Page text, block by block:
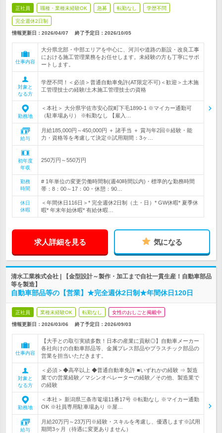
正社員 職種・業種未経験OK 急募 転勤なし 学歴不問
完全週休2日制
情報更新日：2026/04/07 終了予定日： 2026/10/05
仕事内容
大分県北部・中部エリアを中心に、河川や道路の新設・改良工事
における施工管理業務をお任せします。未経験の方も丁寧にサポ
ートします。
対象と
なる方
学歴不問！＜必須＞普通自動車免許(AT限定不可)＜歓迎＞土木施
工管理技士の経験/土木施工管理技士の資格
勤務地
＜本社＞ 大分県宇佐市安心院町下毛1890-1 ※マイカー通勤可
（駐車場あり） ※転勤なし 【雇入…
給与
月給185,000円～450,000円 ＋ 諸手当 ＋ 賞与年2回※経験・能
力・資格等を考慮して決定※試用期間：3ヶ…
初年度
年収
250万円～550万円
勤務
時間
# 1年単位の変更労働時間制(週40時間以内)・標準的な勤務時間
帯：8：00～17：00・休憩：90…
休日
休暇
＜年間休日116日＞* 完全週休2日制（土・日）* GW休暇* 夏季休
暇* 年末年始休暇* 有給休暇…
求人詳細を見る 気になる
清水工業株式会社 | 【金型設計～製作・加工まで自社一貫生産！自動車部品
等を製造】
自動車部品等の【営業】★完全週休2日制★年間休日120日
正社員 業種未経験OK 転勤なし 女性のおしごと掲載中
情報更新日：2026/03/06 終了予定日： 2026/09/03
仕事内容
【大手との取引実績多数！日本の産業に貢献◎】自動車メーカー
各社向けの自動車部品等、金属プレス部品やプラスチック部品の
営業を担当いただきます。
対象と
なる方
＜必須＞◆高卒以上 ◆普通自動車免許 ■いずれかの経験 ⇒ 製造
業での営業経験／マシンオペレーターの経験／その他、製造業で
の経験
勤務地
＜本社＞ 新潟県三条市篭場11番17号 ※転勤なし ※マイカー通勤
OK ※社員専用駐車場あり ※屋…
給与
月給20万円～23万円※経験・スキルを考慮し、優遇します※試用
期間3ヶ月（待遇に変更ありません）